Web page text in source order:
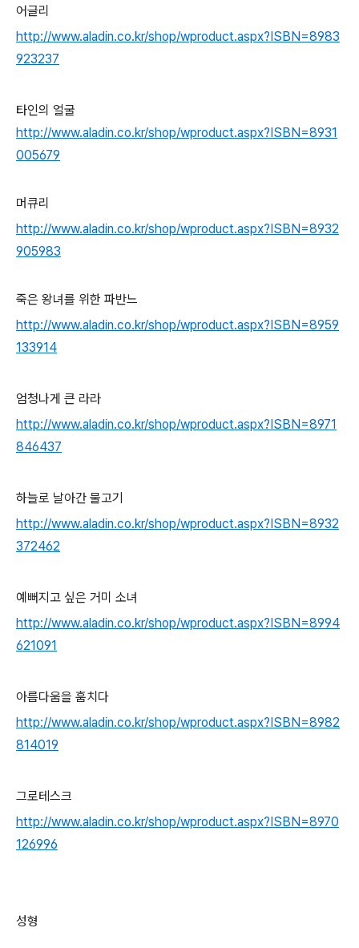
어글리
http://www.aladin.co.kr/shop/wproduct.aspx?ISBN=8983
923237
타인의 얼굴
http://www.aladin.co.kr/shop/wproduct.aspx?ISBN=8931
005679
머큐리
http://www.aladin.co.kr/shop/wproduct.aspx?ISBN=8932
905983
죽은 왕녀를 위한 파반느
http://www.aladin.co.kr/shop/wproduct.aspx?ISBN=8959
133914
엄청나게 큰 라라
http://www.aladin.co.kr/shop/wproduct.aspx?ISBN=8971
846437
하늘로 날아간 물고기
http://www.aladin.co.kr/shop/wproduct.aspx?ISBN=8932
372462
예뻐지고 싶은 거미 소녀
http://www.aladin.co.kr/shop/wproduct.aspx?ISBN=8994
621091
아름다움을 훔치다
http://www.aladin.co.kr/shop/wproduct.aspx?ISBN=8982
814019
그로테스크
http://www.aladin.co.kr/shop/wproduct.aspx?ISBN=8970
126996
성형